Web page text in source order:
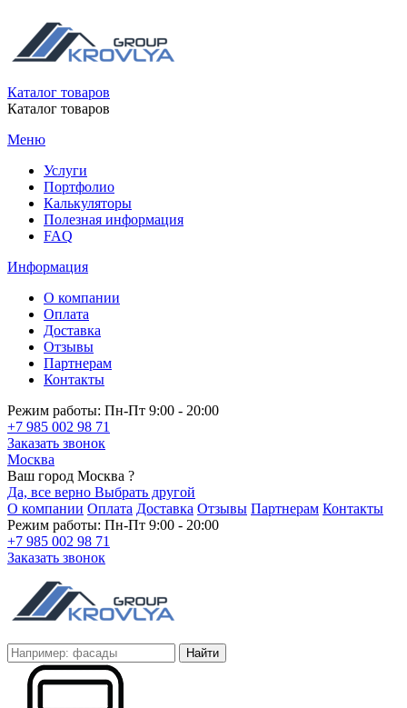
Каталог товаров
Каталог товаров
Меню
Услуги
Портфолио
Калькуляторы
Полезная информация
FAQ
Информация
О компании
Оплата
Доставка
Отзывы
Партнерам
Контакты
Режим работы: Пн-Пт 9:00 - 20:00
+7 985 002 98 71
Заказать звонок
Москва
Ваш город Москва ?
Да, все верно Выбрать другой
О компании Оплата Доставка Отзывы Партнерам Контакты
Режим работы: Пн-Пт 9:00 - 20:00
+7 985 002 98 71
Заказать звонок
Найти